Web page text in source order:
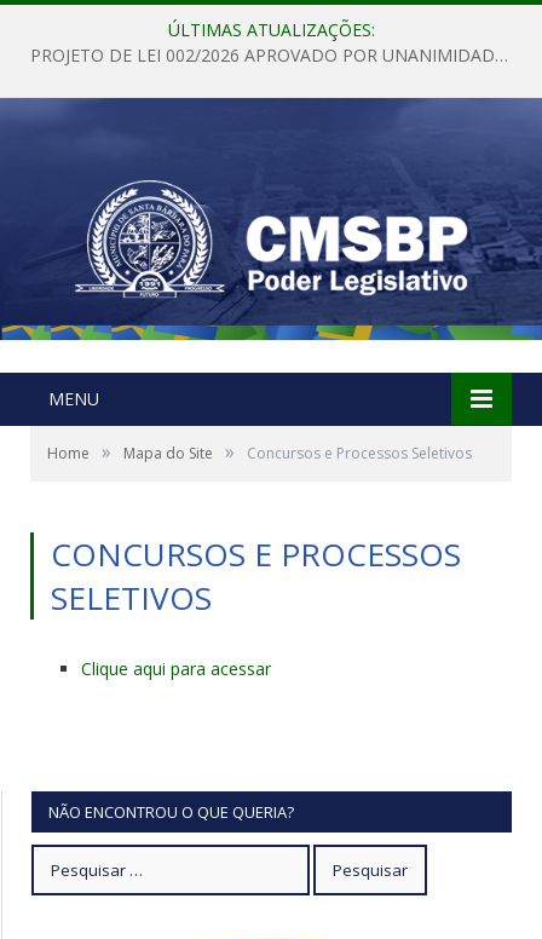
ÚLTIMAS ATUALIZAÇÕES:
PROJETO DE LEI 002/2026 APROVADO POR UNANIMIDADE EM SESSÃO ORDINÁRIA NESTA QUINTA – FEIRA 28 DE MAIO DE 2026
MENU
Home » Mapa do Site » Concursos e Processos Seletivos
CONCURSOS E PROCESSOS
SELETIVOS
Clique aqui para acessar
NÃO ENCONTROU O QUE QUERIA?